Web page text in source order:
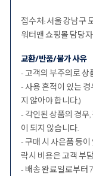
접수처: 서울 강남구
워터맨 쇼핑몰 담당
교환/반품/불가 사유
- 고객의 부주의로 상
- 사용 흔적이 있는
지 않아야 합니다.)
- 각인된 상품의 경우
이 되지 않습니다.
- 구매 시 사은품 등
락시 비용은 고객 부
- 배송 완료일로부터